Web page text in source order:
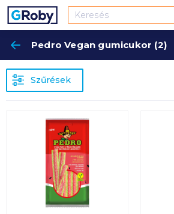
Pedro Vegan gumicukor (2)
Szűrések